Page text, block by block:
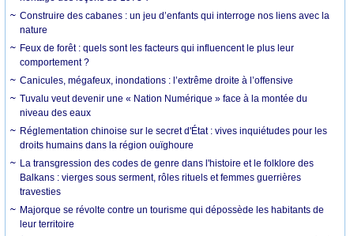
Construire des cabanes : un jeu d’enfants qui interroge nos liens avec la
nature
Feux de forêt : quels sont les facteurs qui influencent le plus leur
comportement ?
Canicules, mégafeux, inondations : l’extrême droite à l’offensive
Tuvalu veut devenir une « Nation Numérique » face à la montée du
niveau des eaux
Réglementation chinoise sur le secret d'État : vives inquiétudes pour les
droits humains dans la région ouïghoure
La transgression des codes de genre dans l'histoire et le folklore des
Balkans : vierges sous serment, rôles rituels et femmes guerrières
travesties
Majorque se révolte contre un tourisme qui dépossède les habitants de
leur territoire